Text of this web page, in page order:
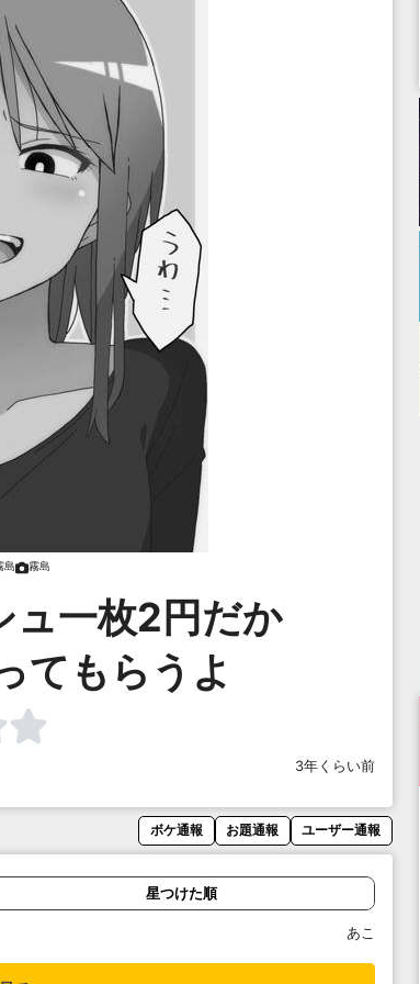
島 霧島
ュ一枚2円だか
てもらうよ
3年くらい前
ボケ通報 お題通報 ユーザー通報
星つけた順
あこ